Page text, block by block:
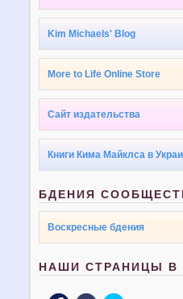
Kim Michaels' Blog
More to Life Online Store
Сайт издательства
Книги Кима Майклса в
БДЕНИЯ
Воскресные бдения
НАШИ СТРАНИЦЫ В